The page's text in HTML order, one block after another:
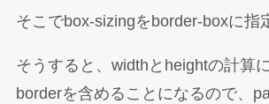
そこでbox-sizingをborder-boxに指
そうすると、widthとheightの計算
borderを含めることになるので、